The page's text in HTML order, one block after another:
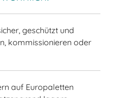
geschützt und
kommissionieren oder
auf Europaletten